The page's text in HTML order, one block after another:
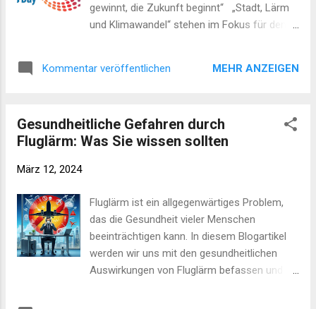
gewinnt, die Zukunft beginnt“ „Stadt, Lärm
und Klimawandel“ stehen im Fokus für den
Veränderungen umzusetzen, die den
Schwerpunkt liegt dabei auf der Integration
erneuerbarer Energien und
Lärmminderung gemäß dem neuesten Stand
Berücksichtigung von Lärmschutz und
Klimaschutz eröffnet die Möglichkeit,
potenzielle Synergieeffekte zu nutzen und
Kommentar veröffentlichen MEHR ANZEIGEN
Gesundheitliche Gefahren durch
Fluglärm: Was Sie wissen sollten
März 12, 2024
Fluglärm ist ein allgegenwärtiges Problem,
das die Gesundheit vieler Menschen
beeinträchtigen kann. In diesem Blogartikel
werden wir uns mit den gesundheitlichen
Auswirkungen von Fluglärm befassen und